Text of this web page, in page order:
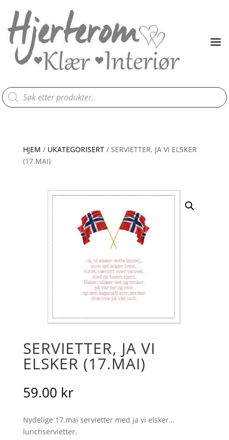
Products
search
HJEM / UKATEGORISERT/ SERVIETTER, JA VI ELSKER
(17.MAI)
SERVIETTER, JA VI
ELSKER (17.MAI)
59.00 kr
Nydelige 17.mai servietter med ja vi elsker…
lunchservietter.